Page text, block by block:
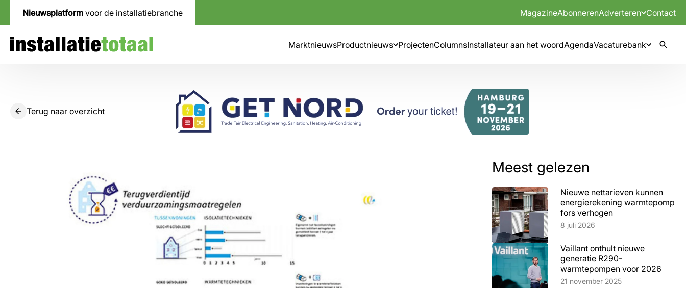
Nieuwsplatform voor de installatiebranche MagazineAbonnerenAdverteren Contact
MarktnieuwsProductnieuws ProjectenColumnsInstallateur aan het woordAgendaVacaturebank
Terug naar overzicht
Meest gelezen
Nieuwe nettarieven kunnen
energierekening warmtepomp
fors verhogen
Lees artikel
8 juli 2026
Vaillant onthult nieuwe
generatie R290-
warmtepompen voor 2026
Lees artikel
21 november 2025